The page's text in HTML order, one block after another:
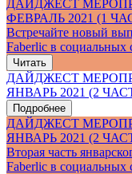
ДАЙДЖЕСТ
ФЕВРАЛЬ 2021 (1
Встречайте новый
Faberlic в социальных
Читать
ДАЙДЖЕСТ
ЯНВАРЬ 2021 (2
Подробнее
ДАЙДЖЕСТ
ЯНВАРЬ 2021 (2
Вторая часть
Faberlic в социальных